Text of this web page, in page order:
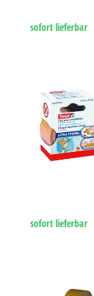
sofort lieferbar
sofort lieferbar